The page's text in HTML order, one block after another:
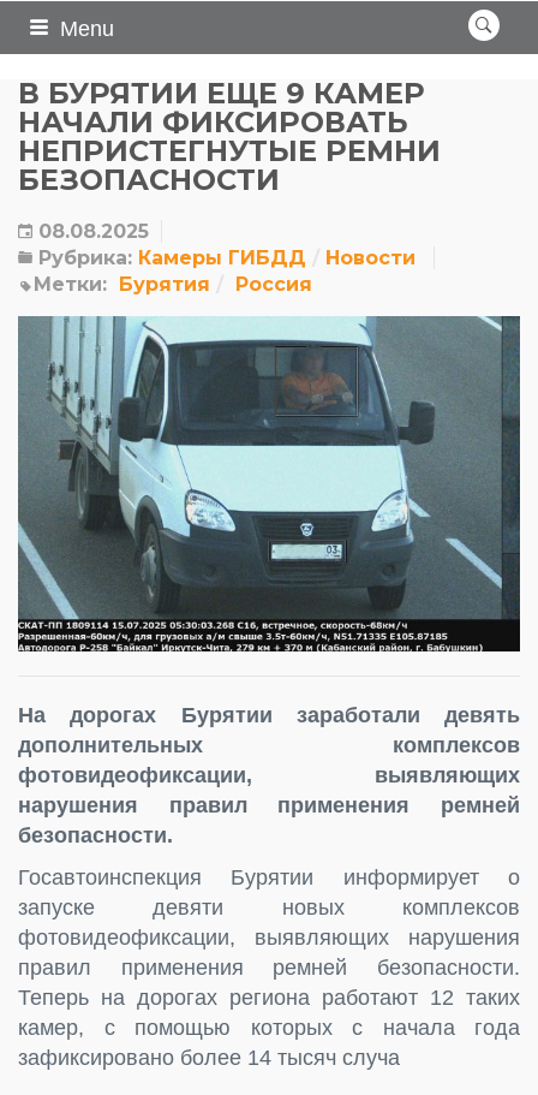
Menu
В БУРЯТИИ ЕЩЕ 9 КАМЕР
НАЧАЛИ ФИКСИРОВАТЬ
НЕПРИСТЕГНУТЫЕ РЕМНИ
БЕЗОПАСНОСТИ
08.08.2025
Рубрика: Камеры ГИБДД
Новости
Метки: Бурятия Россия
На дорогах Бурятии заработали девять
дополнительных комплексов
фотовидеофиксации, выявляющих
нарушения правил применения ремней
безопасности.
Госавтоинспекция Бурятии информирует о
запуске девяти новых комплексов
фотовидеофиксации, выявляющих нарушения
правил применения ремней безопасности.
Теперь на дорогах региона работают 12 таких
камер, с помощью которых с начала года
зафиксировано более 14 тысяч случа